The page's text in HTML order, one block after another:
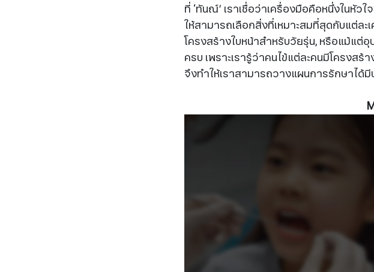
ที่ ‘ทันณ์’ เราเชื่อว่าเครื่องมือคือหนึ่งในหัว
ให้สามารถเลือกสิ่งที่เหมาะสมที่สุดกับแต่ล
โครงสร้างใบหน้าสำหรับวัยรุ่น, หรือแม้แต่
ครบ เพราะเรารู้ว่าคนไข้แต่ละคนมีโครงส
จึงทำให้เราสามารถวางแผนการรักษาได้